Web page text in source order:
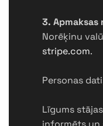
3.
Norēķinu
stripe.com.
Personas
Līgums